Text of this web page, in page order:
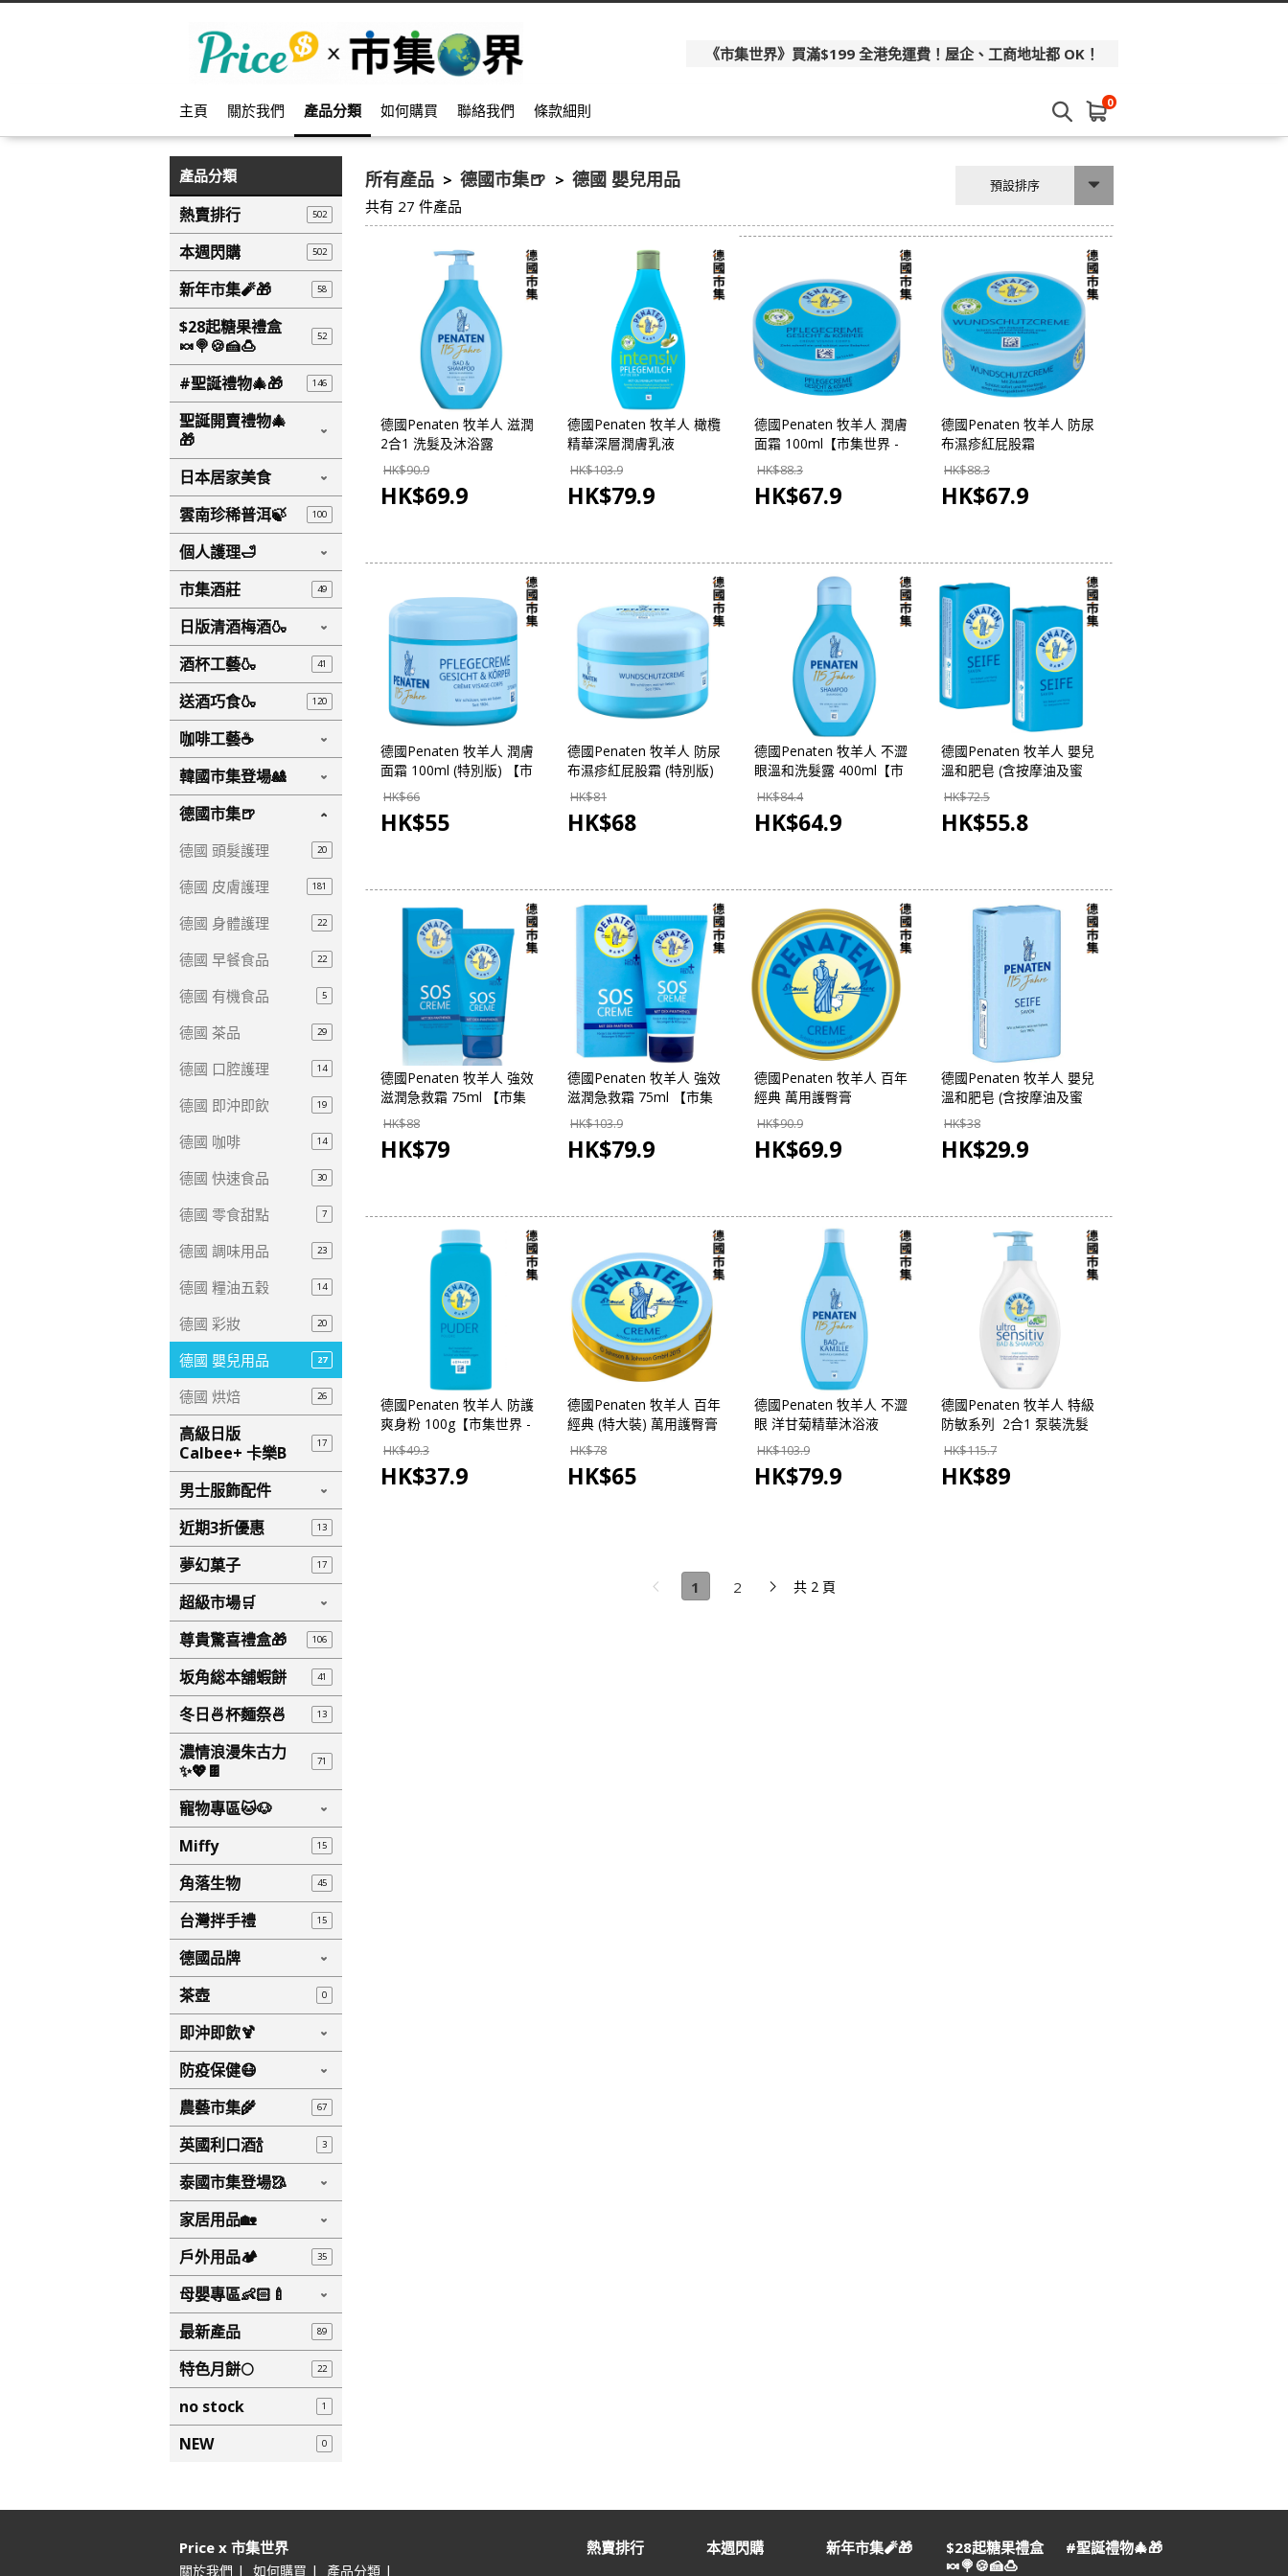
《市集世界》買滿$199 全港免運費！屋企、工商地址都 OK！
主頁 關於我們 產品分類 如何購買 聯絡我們 條款細則 0
產品分類
熱賣排行 502
本週閃購 502
新年市集🧨🎁 58
$28起糖果禮盒
🍬🍭🍪🍰🍮
52
#聖誕禮物🎄🎁 146
聖誕開賣禮物🎄
🎁
日本居家美食
雲南珍稀普洱🍃
100
個人護理🛁
市集酒莊
49
日版清酒梅酒🍶
酒杯工藝🍶
41
送酒巧食🍶 120
咖啡工藝☕
韓國巿集登場🎎
德國市集🍺
德國 頭髮護理 20
德國 皮膚護理 181
德國 身體護理 22
德國 早餐食品 22
德國 有機食品 5
德國 茶品 29
德國 口腔護理 14
德國 即沖即飲 19
德國 咖啡 14
德國 快速食品 30
德國 零食甜點 7
德國 調味用品 23
德國 糧油五穀 14
德國 彩妝 20
德國 嬰兒用品 27
德國 烘焙 26
高級日版
Calbee+ 卡樂B
17
男士服飾配件
近期3折優惠
13
夢幻菓子 17
超級市場🛒
尊貴驚喜禮盒🎁
106
坂角総本舖蝦餅 41
冬日🍜杯麵祭🍜 13
濃情浪漫朱古力
✨💖🍫
71
寵物專區🐱🐶
Miffy
15
角落生物 45
台灣拌手禮 15
德國品牌
茶壺
0
即沖即飲🍹
防疫保健😷
農藝市集🌾
67
英國利口酒🍾 3
泰國市集登場🥻
家居用品🏡
戶外用品🏕️
35
母嬰專區👶🏻🍼
最新產品
89
特色月餅🌕 22
no stock 1
NEW 0
所有產品 > 德國市集🍺 > 德國 嬰兒用品 預設排序
共有 27 件產品
德國Penaten 牧羊人 滋潤
2合1 洗髮及沐浴露
400ml【市集世界 - 德國
市集】
HK$90.9
HK$69.9
德國Penaten 牧羊人 橄欖
精華深層潤膚乳液
400ml【市集世界 - 德國
市集】
HK$103.9
HK$79.9
德國Penaten 牧羊人 潤膚
面霜 100ml【市集世界 -
德國市集】
HK$88.3
HK$67.9
德國Penaten 牧羊人 防尿
布濕疹紅屁股霜
200ml【市集世界 - 德國
市集】
HK$88.3
HK$67.9
德國Penaten 牧羊人 潤膚
面霜 100ml (特別版) 【市
集世界 - 德國市集】
HK$66
HK$55
德國Penaten 牧羊人 防尿
布濕疹紅屁股霜 (特別版)
200ml【市集世界 - 德國
市集】
HK$81
HK$68
德國Penaten 牧羊人 不澀
眼溫和洗髮露 400ml【市
集世界 - 德國市集】
HK$84.4
HK$64.9
德國Penaten 牧羊人 嬰兒
溫和肥皂 (含按摩油及蜜
糖) 100g (2件裝)【市集世
界 - 德國市集】
HK$72.5
HK$55.8
德國Penaten 牧羊人 強效
滋潤急救霜 75ml 【市集
世界 - 德國市集】
HK$88
HK$79
德國Penaten 牧羊人 強效
滋潤急救霜 75ml 【市集
世界 - 德國市集】
HK$103.9
HK$79.9
德國Penaten 牧羊人 百年
經典 萬用護臀膏
150ml【市集世界 - 德國
市集】
HK$90.9
HK$69.9
德國Penaten 牧羊人 嬰兒
溫和肥皂 (含按摩油及蜜
糖) (特別版) 100g
HK$38
HK$29.9
德國Penaten 牧羊人 防護
爽身粉 100g【市集世界 -
德國市集】
HK$49.3
HK$37.9
德國Penaten 牧羊人 百年
經典 (特大裝) 萬用護臀膏
150ml【市集世界 - 德國
市集】
HK$78
HK$65
德國Penaten 牧羊人 不澀
眼 洋甘菊精華沐浴液
750ml【市集世界 - 德國
市集】
HK$103.9
HK$79.9
德國Penaten 牧羊人 特級
防敏系列 2合1 泵裝洗髮
及沐浴露 400ml【市集世
界 - 德國市集】
HK$115.7
HK$89
1 2 共 2 頁
Price x 市集世界
關於我們 | 如何購買 | 產品分類 |
熱賣排行 本週閃購 新年市集🧨🎁
$28起糖果禮盒
🍬🍭🍪🍰🍮
#聖誕禮物🎄🎁